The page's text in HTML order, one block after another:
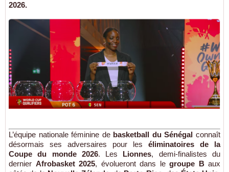
2026.
L’équipe nationale féminine de basketball du Sénégal connaît
désormais ses adversaires pour les éliminatoires de la
Coupe du monde 2026. Les Lionnes, demi-finalistes du
dernier Afrobasket 2025, évolueront dans le groupe Baux